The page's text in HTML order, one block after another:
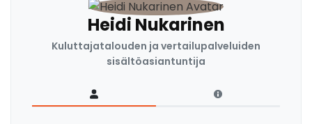
Heidi Nukarinen
Kuluttajatalouden ja vertailupalveluiden
sisältöasiantuntija